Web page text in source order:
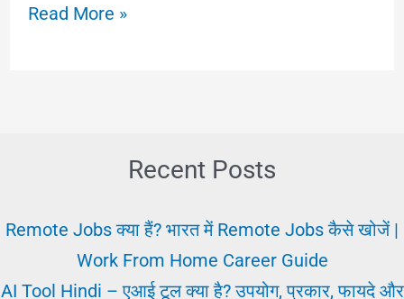
Remote
Jobs
खोजें
Read More »
Recent Posts
Remote Jobs क्या हैं? भारत में Remote Jobs कैसे खोजें |
Work From Home Career Guide
AI Tool Hindi – एआई टूल क्या है? उपयोग, प्रकार, फायदे और